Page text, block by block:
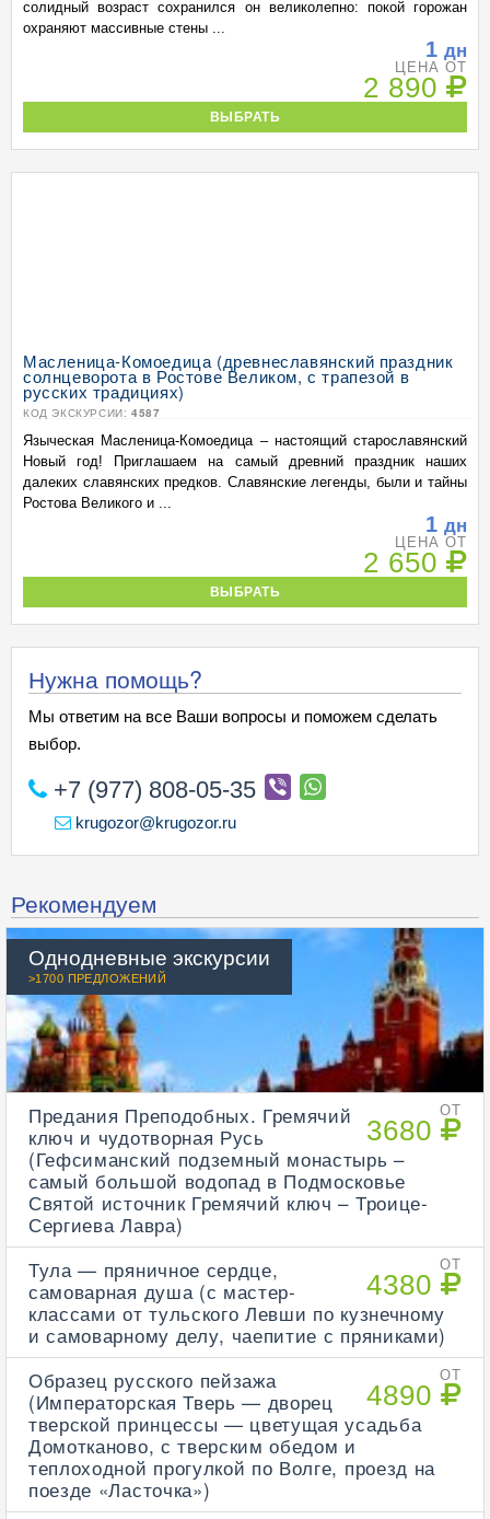
солидный возраст сохранился он великолепно: покой горожан
охраняют массивные стены ...
1 дн
ЦЕНА ОТ
2 890
ВЫБРАТЬ
Масленица-Комоедица (древнеславянский праздник
солнцеворота в Ростове Великом, с трапезой в
русских традициях)
КОД ЭКСКУРСИИ: 4587
Языческая Масленица-Комоедица – настоящий старославянский
Новый год! Приглашаем на самый древний праздник наших
далеких славянских предков. Славянские легенды, были и тайны
Ростова Великого и ...
1 дн
ЦЕНА ОТ
2 650
ВЫБРАТЬ
Нужна помощь?
Мы ответим на все Ваши вопросы и поможем сделать
выбор.
+7 (977) 808-05-35
krugozor@krugozor.ru
Рекомендуем
Однодневные экскурсии
>1700 ПРЕДЛОЖЕНИЙ
ОТ
3680
Предания Преподобных. Гремячий
ключ и чудотворная Русь
(Гефсиманский подземный монастырь –
самый большой водопад в Подмосковье
Святой источник Гремячий ключ – Троице-
Сергиева Лавра)
ОТ
4380
Тула — пряничное сердце,
самоварная душа (с мастер-
классами от тульского Левши по кузнечному
и самоварному делу, чаепитие с пряниками)
ОТ
4890
Образец русского пейзажа
(Императорская Тверь — дворец
тверской принцессы — цветущая усадьба
Домотканово, с тверским обедом и
теплоходной прогулкой по Волге, проезд на
поезде «Ласточка»)